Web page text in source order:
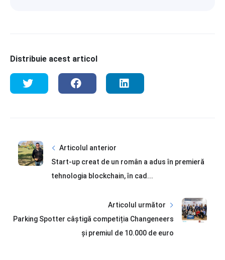
Distribuie acest articol
Articolul anterior
Start-up creat de un român a adus în premieră
tehnologia blockchain, în cad...
Articolul următor
Parking Spotter câștigă competiția Changeneers
și premiul de 10.000 de euro